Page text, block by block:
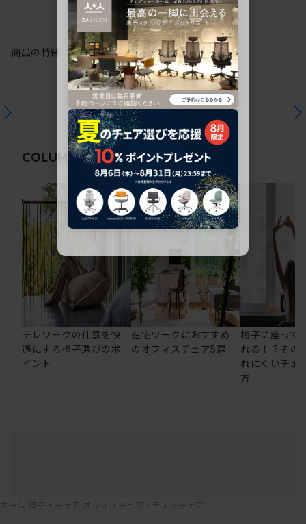
商品の特徴
COLUMN関連コラム
テレワークの仕事を快
適にする椅子選びのポ
イント
在宅ワークにおすすめ
のオフィスチェア5選
椅子に座って
れる！？その
れにくいチェ
方
ホーム 椅子・チェア オフィスチェア・デスクチェア